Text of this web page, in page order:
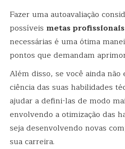
Fazer uma autoavaliação
possíveis metas profissionais
necessárias é uma ótima
pontos que demandam
Além disso, se você ainda
ciência das suas habilidades
ajudar a defini-las de modo
envolvendo a otimização das
seja desenvolvendo novas
sua carreira.